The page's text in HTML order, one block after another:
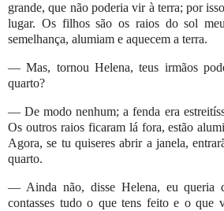
grande, que não poderia vir à terra; por
lugar. Os filhos são os raios do sol
semelhança, alumiam e aquecem a terra.
— Mas, tornou Helena, teus irmãos
quarto?
— De modo nenhum; a fenda era
Os outros raios ficaram lá fora, estão
Agora, se tu quiseres abrir a janela,
quarto.
— Ainda não, disse Helena, eu queria
contasses tudo o que tens feito e o que